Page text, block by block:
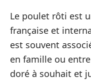
Le poulet rôti est
française et
est souvent
en famille ou
doré à souhait et